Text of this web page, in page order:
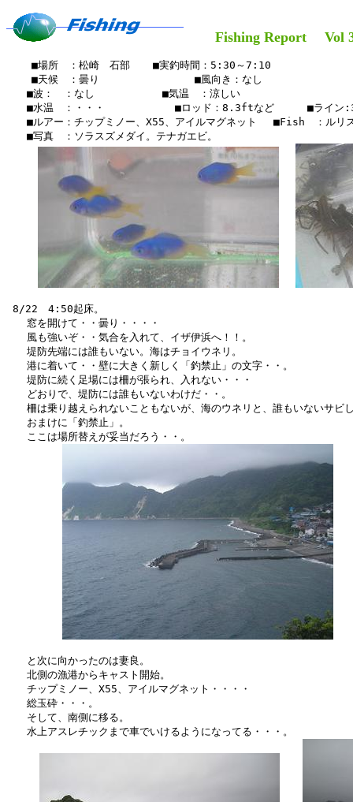
Fishing Report Vol
    ■場所　：松崎　石部　  ■実釣時間：5:30～7:10
    ■天候　：曇り　　   　    　　■風向き：なし
■波：　：なし　　　　　 　■気温　：涼しい
■水温　：・・・　　　　   　■ロッド：8.3ftなど 　 　■ライン
■ルアー：チップミノー、X55、アイルマグネット　 ■Fish　：ルリ
■写真　：ソラスズメダイ。テナガエビ。
8/22　4:50起床。
窓を開けて・・曇り・・・・
風も強いぞ・・気合を入れて、イザ伊浜へ！！。
堤防先端には誰もいない。海はチョイウネリ。
港に着いて・・壁に大きく新しく「釣禁止」の文字・・。
堤防に続く足場には柵が張られ、入れない・・・
どおりで、堤防には誰もいないわけだ・・。
柵は乗り越えられないこともないが、海のウネリと、誰もいないサビ
おまけに「釣禁止」。
ここは場所替えが妥当だろう・・。
と次に向かったのは妻良。
北側の漁港からキャスト開始。
チップミノー、X55、アイルマグネット・・・・
総玉砕・・・。
そして、南側に移る。
水上アスレチックまで車でいけるようになってる・・・。